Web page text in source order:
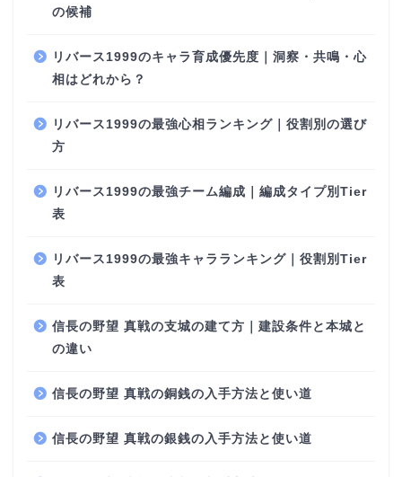
の候補
リバース1999のキャラ育成優先度｜洞察・共鳴・心
相はどれから？
リバース1999の最強心相ランキング｜役割別の選び
方
リバース1999の最強チーム編成｜編成タイプ別Tier
表
リバース1999の最強キャラランキング｜役割別Tier
表
信長の野望 真戦の支城の建て方｜建設条件と本城と
の違い
信長の野望 真戦の銅銭の入手方法と使い道
信長の野望 真戦の銀銭の入手方法と使い道